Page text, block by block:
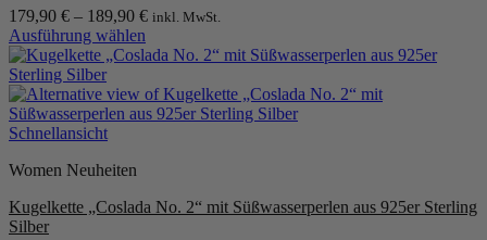
179,90 € – 189,90 € inkl. MwSt.
Ausführung wählen
Dieses
Produkt
weist
mehrere
Varianten
Die
können
auf
Schnellansicht
Women Neuheiten
Kugelkette „Coslada No. 2“ mit Süßwasserperlen aus 925er Sterling
Silber